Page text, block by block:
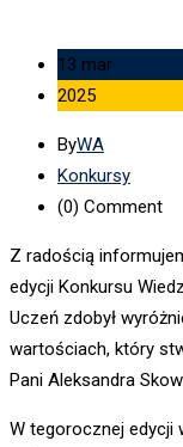
13 mar
2025
ByWA
Konkursy
(0) Comment
Z radością
edycji Konkursu
Uczeń zdobył
wartościach, który
Pani Aleksandra
W tegorocznej edycji